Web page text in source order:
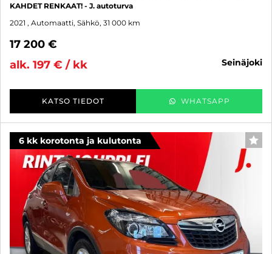
KAHDET RENKAAT! - J. autoturva
2021 , Automaatti, Sähkö, 31 000 km
17 200 €
alk. 197 € / kk
seinäjoki
KATSO TIEDOT WHATSAPP
6 kk korotonta ja kulutonta